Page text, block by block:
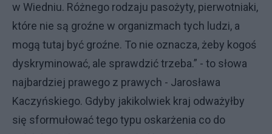
w Wiedniu. Różnego rodzaju pasożyty, pierwotniaki,
które nie są groźne w organizmach tych ludzi, a
mogą tutaj być groźne. To nie oznacza, żeby kogoś
dyskryminować, ale sprawdzić trzeba.” - to słowa
najbardziej prawego z prawych - Jarosława
Kaczyńskiego. Gdyby jakikolwiek kraj odważyłby
się sformułować tego typu oskarżenia co do